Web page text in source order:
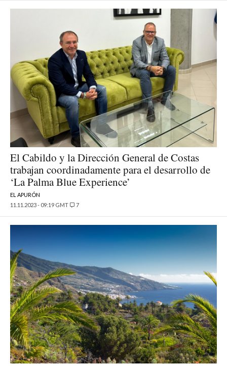
El Cabildo y la Dirección General de Costas
trabajan coordinadamente para el desarrollo de
‘La Palma Blue Experience’
EL APURÓN
11.11.2023 - 09:19 GMT
7